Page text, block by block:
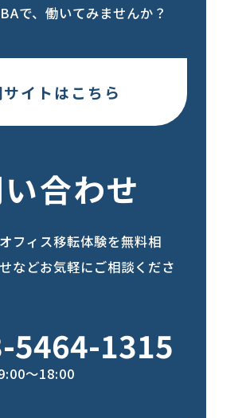
で、働いてみませんか？
イトはこちら
合わせ
フィス移転体験を無料相
などお気軽にご相談くださ
5464-1315
〜18:00